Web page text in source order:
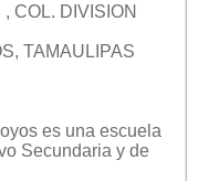
COL. DIVISION
TAMAULIPAS
es una escuela
Secundaria y de